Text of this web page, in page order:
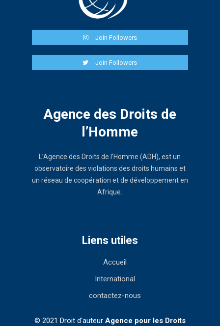
Join Followers
Join Followers
Agence des Droits de
l’Homme
L’Agence des Droits de l’Homme (ADH), est un
observatoire des violations des droits humains et
un réseau de coopération et de développement en
Afrique.
Liens utiles
Accueil
International
contactez-nous
© 2021 Droit d'auteur Agence pour les Droits